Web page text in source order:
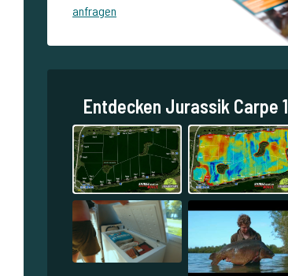
anfragen
Entdecken Jurassik Carpe 1